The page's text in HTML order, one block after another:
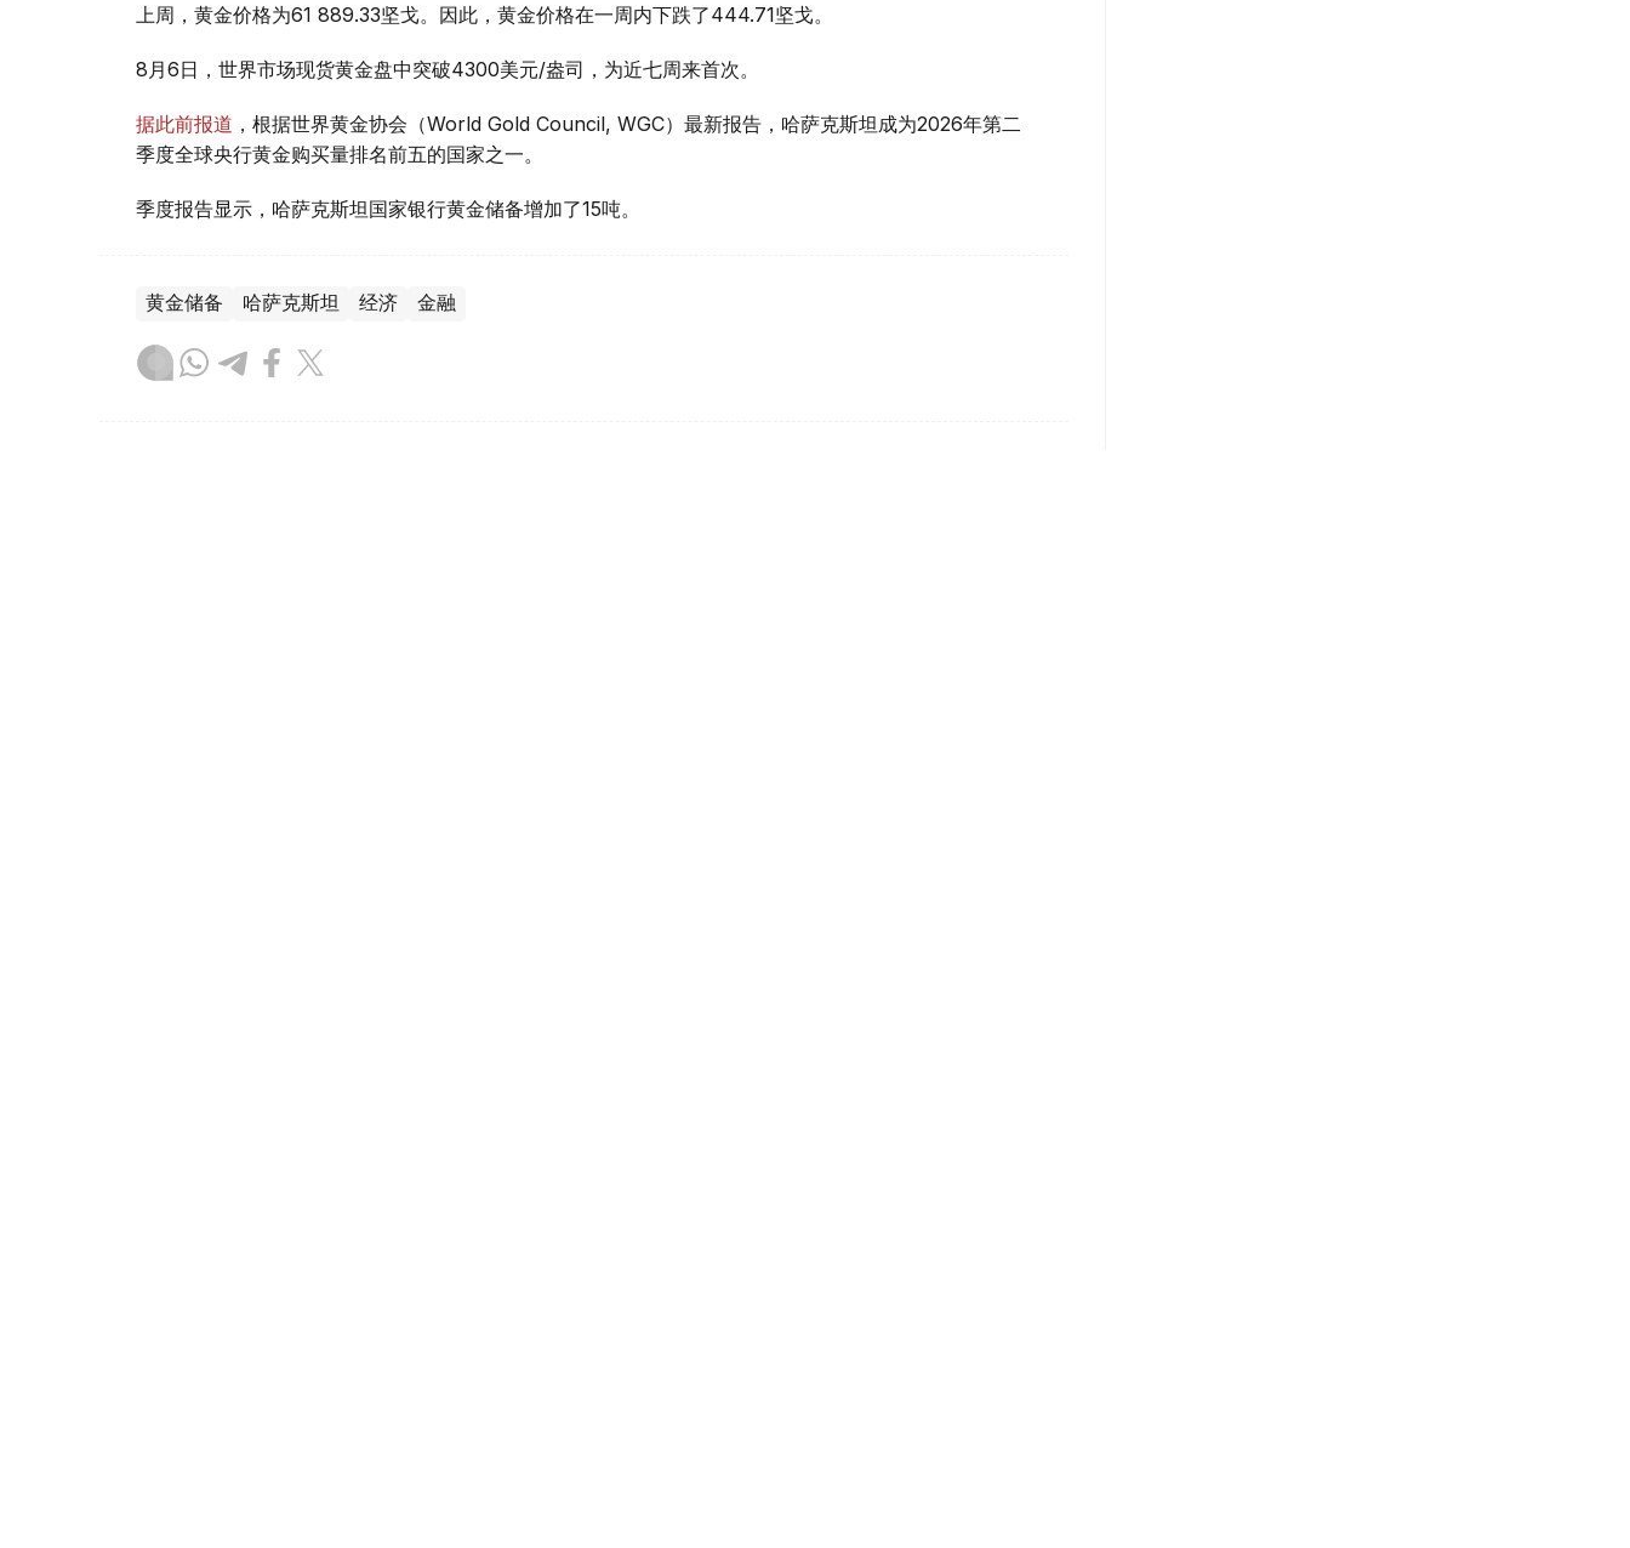
上周，黄金价格为61 889.33坚戈。因此，黄金价格在一周内下跌了444.71坚戈。
8月6日，世界市场现货黄金盘中突破4300美元/盎司，为近七周来首次。
据此前报道 ，根据世界黄金协会（World Gold Council, WGC）最新报告，哈萨克斯坦成为2026年第二
季度全球央行黄金购买量排名前五的国家之一。
季度报告显示，哈萨克斯坦国家银行黄金储备增加了15吨。
黄金储备 哈萨克斯坦 经济 金融